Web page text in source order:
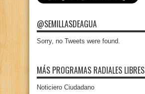
@SEMILLASDEAGUA
Sorry, no Tweets were found.
MÁS PROGRAMAS RADIALES LIBRES
Noticiero Ciudadano